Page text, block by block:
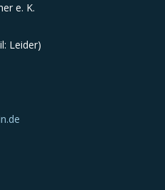
e. K.
Leider)
die ausgewählten